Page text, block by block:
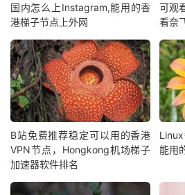
国内怎么上Instagram,能用的香
港梯子节点上外网
可观
看奈
B站免费推荐稳定可以用的香港
VPN节点，Hongkong机场梯子
加速器软件排名
能用